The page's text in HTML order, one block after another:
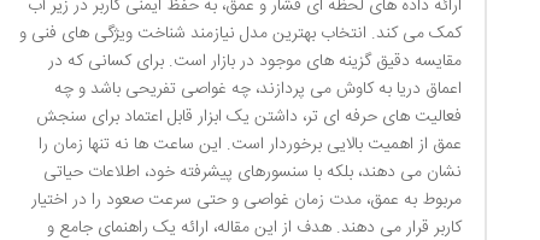
کمک می کند. انتخاب بهترین مدل نیازمند شناخت ویژگی های فنی و
مقایسه دقیق گزینه های موجود در بازار است. برای کسانی که در
اعماق دریا به کاوش می پردازند، چه غواصی تفریحی باشد و چه
فعالیت های حرفه ای تر، داشتن یک ابزار قابل اعتماد برای سنجش
عمق از اهمیت بالایی برخوردار است. این ساعت ها نه تنها زمان را
نشان می دهند، بلکه با سنسورهای پیشرفته خود، اطلاعات حیاتی
مربوط به عمق، مدت زمان غواصی و حتی سرعت صعود را در اختیار
کاربر قرار می دهند. هدف از این مقاله، ارائه یک راهنمای جامع و